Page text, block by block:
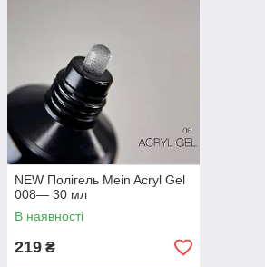
NEW Полігель Mein Acryl Gel
008— 30 мл
В наявності
219 ₴